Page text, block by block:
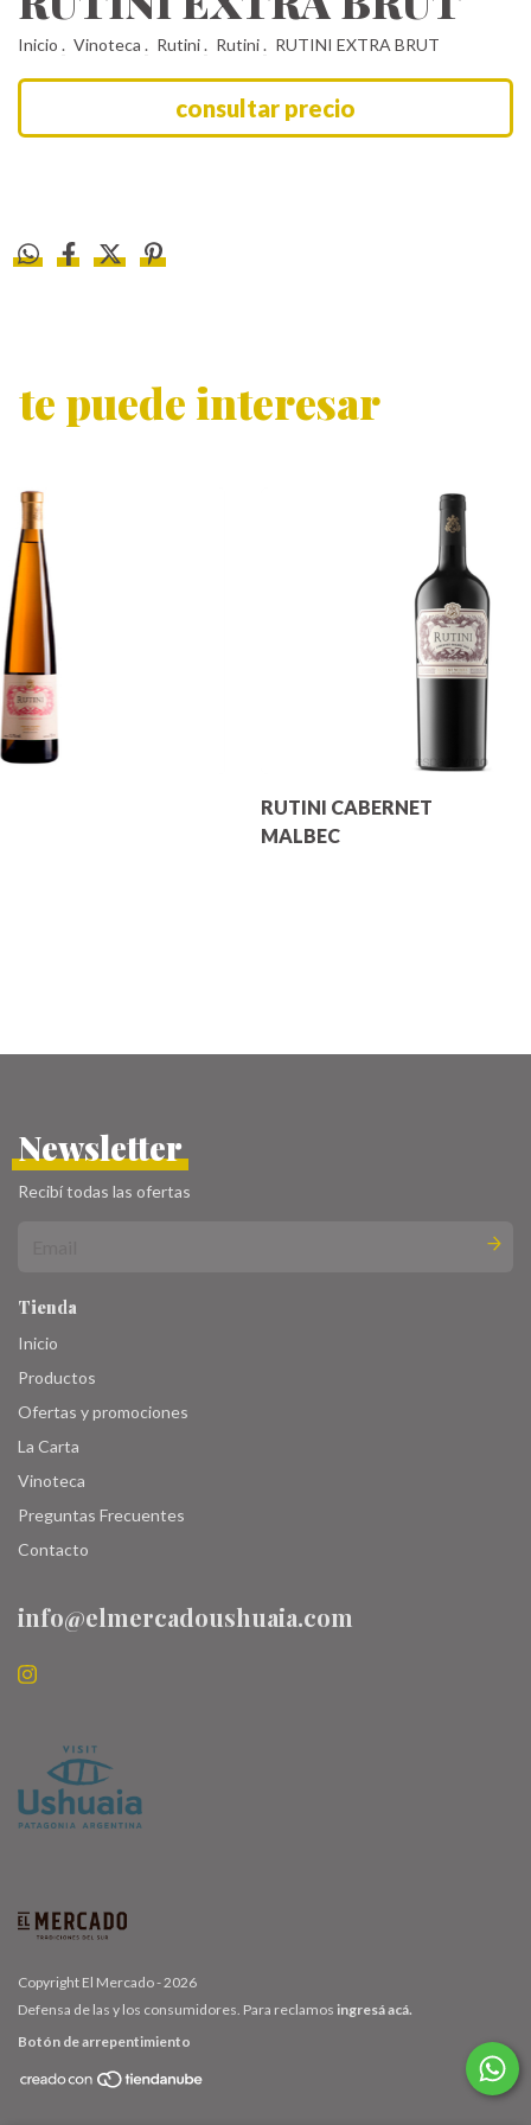
Inicio . Vinoteca . Rutini. Rutini. RUTINI EXTRA BRUT
te puede interesar
RUTINI CABERNET
MALBEC
Newsletter
Recibí todas las ofertas
Tienda
Inicio
Productos
Ofertas y promociones
La Carta
Vinoteca
Preguntas Frecuentes
Contacto
info@elmercadoushuaia.com
Copyright El Mercado - 2026
Defensa de las y los consumidores. Para reclamos ingresá acá.
Botón de arrepentimiento